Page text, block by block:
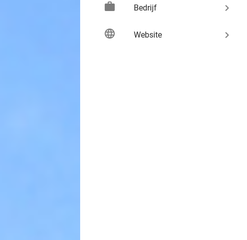
work Bedrijf keyboard_arrow_right
language Website keyboard_arrow_right